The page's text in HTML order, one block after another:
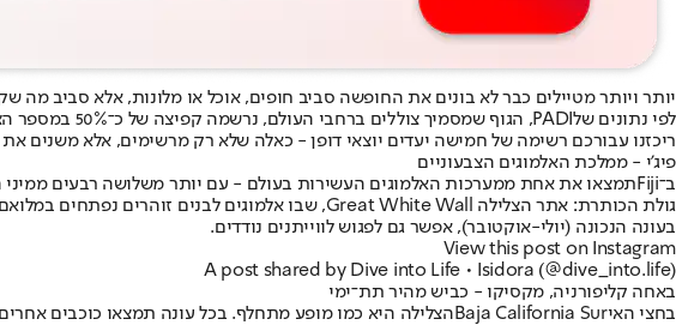
יותר ויותר מטיילים כבר לא בונים את החופשה סביב חופים, אוכל או מלונות, אלא סביב
לפי נתונים שלPADI, הגוף שמסמיך צוללים ברחבי העולם, נרשמה קפיצה של כ־50% במספר הצוללים המתקדמים מאז חזרת התיירות אחרי הקורונה.
ריכזנו עבורכם רשימה של חמישה יעדים יוצאי דופן - כאלה שלא רק מרשימים, אלא משנים
פיג'י - ממלכת האלמוגים הצבעוניים
ב־Fiji תמצאו את אחת ממערכות האלמוגים העשירות בעולם - עם יותר משלושה רבעים ממיני
גולת הכותרת: אתר הצלילה Great White Wall, שבו אלמוגים לבנים זוהרים נפתחים במלואם בזמן מדויק של זרמים.
בעונה הנכונה (יולי-אוקטובר), אפשר גם לפגוש לווייתנים נודדים.
View this post on Instagram
A post shared by Dive into Life • Isidora (@dive_into.life)
באחה קליפורניה, מקסיקו - כביש מהיר תת־ימי
בחצי האיBaja California Surהצלילה היא כמו מופע מתחלף. בכל עונה תמצאו כוכבים